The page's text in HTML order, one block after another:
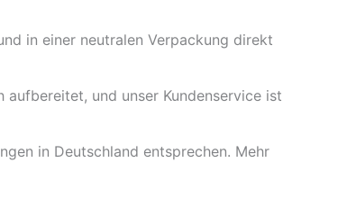
in einer neutralen Verpackung direkt
und unser Kundenservice ist
in Deutschland entsprechen. Mehr